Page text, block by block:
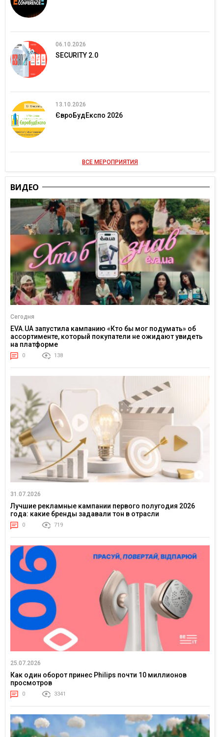
06.10.2026
SECURITY 2.0
13.10.2026
ЄвроБудЕкспо 2026
ВСЕ МЕРОПРИЯТИЯ
ВИДЕО
Сегодня
EVA.UA запустила кампанию «Кто бы мог подумать» об
ассортименте, который покупатели не ожидают увидеть
на платформе
0 138
31.07.2026
Лучшие рекламные кампании первого полугодия 2026
года: какие бренды задавали тон в отрасли
0 719
25.07.2026
Как один оборот принес Philips почти 10 миллионов
просмотров
0 3341